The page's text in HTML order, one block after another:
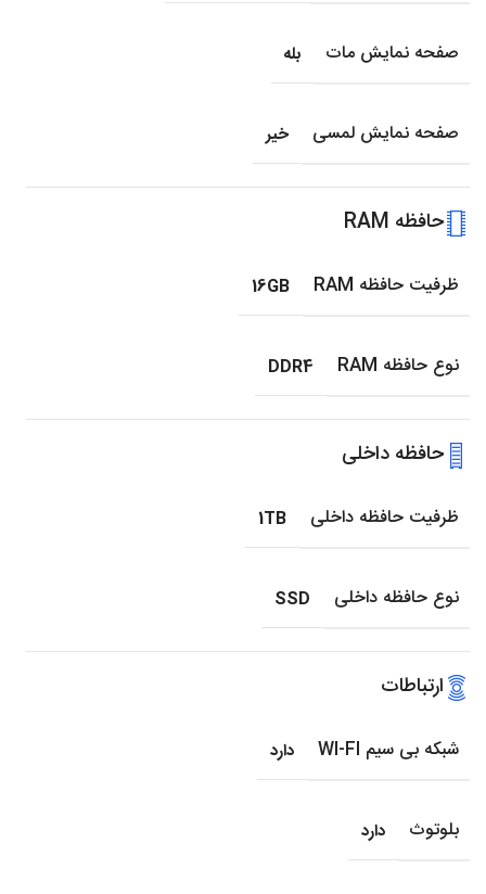
صفحه نمایش مات بله
صفحه نمایش لمسی خیر
حافظه RAM
ظرفیت حافظه RAM 16GB
نوع حافظه RAM DDR4
حافظه داخلی
ظرفیت حافظه داخلی 1TB
نوع حافظه داخلی SSD
ارتباطات
شبکه بی سیم WI-FI دارد
بلوتوث دارد